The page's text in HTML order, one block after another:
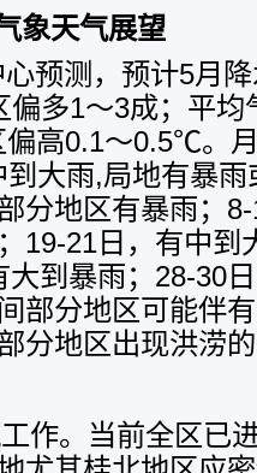
象天气展望
预测，预计5月
偏多1～3成；平均
高0.1～0.5℃。
大雨,局地有暴
分地区有暴雨；
19-21日，有中到
大到暴雨；28-30
部分地区可能伴
分地区出现洪涝
作。当前全区已